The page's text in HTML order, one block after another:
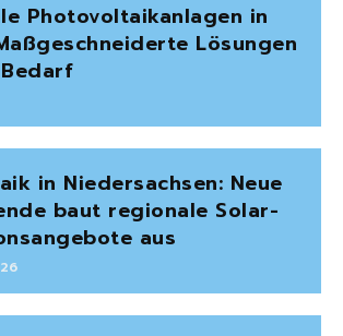
Photovoltaikanlagen in
Lösungen
in Niedersachsen: Neue
baut regionale Solar-
aus